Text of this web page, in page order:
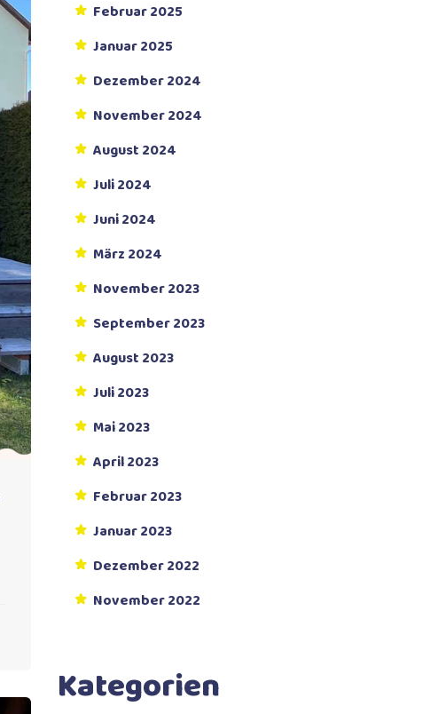
Februar 2025
Januar 2025
Dezember 2024
November 2024
August 2024
Juli 2024
Juni 2024
März 2024
November 2023
September 2023
August 2023
Juli 2023
Mai 2023
April 2023
Februar 2023
Januar 2023
Dezember 2022
November 2022
Kategorien